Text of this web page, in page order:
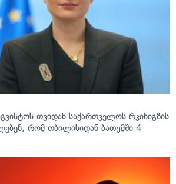
თვიდან საქართველოს რკინიგზის
რომ თბილისიდან ბათუმში 4